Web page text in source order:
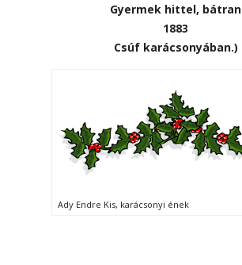
Gyermek hittel, bátran
1883
Csúf karácsonyában.)
Ady Endre Kis, karácsonyi ének